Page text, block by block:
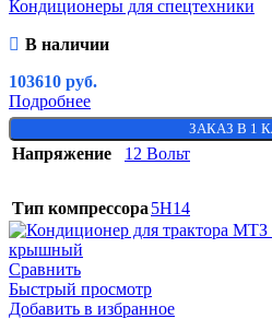
Кондиционеры для спецтехники
В наличии
103610 руб.
Подробнее
ЗАКАЗ В 1
Напряжение 12 Вольт
Тип компрессора 5H14
Сравнить
Быстрый просмотр
Добавить в избранное